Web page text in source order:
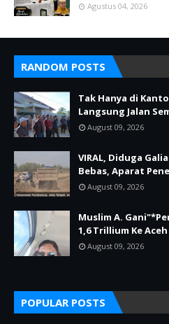
Agustus 04, 2026
RANDOM POSTS
Tak Hanya di
Langsung Jalan
August 09, 2026
VIRAL, Diduga
Bebas, Aparat
August 09, 2026
Muslim A.
1,6 Trillium Ke
August 09, 2026
POPULAR POSTS